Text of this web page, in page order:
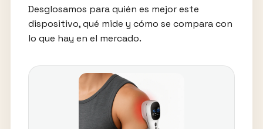
Desglosamos para quién es mejor este
dispositivo, qué mide y cómo se compara con
lo que hay en el mercado.